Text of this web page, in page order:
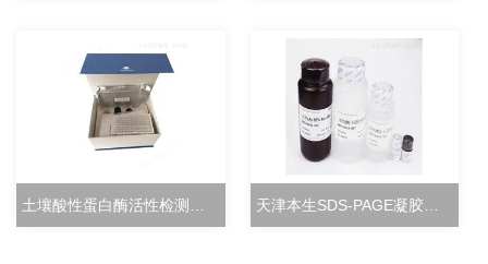
天津本生SDS-PAGE凝胶快速配制试剂盒